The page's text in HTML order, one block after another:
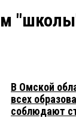
В Омской
всех
соблюдают